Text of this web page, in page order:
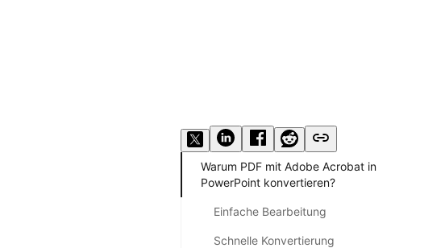
Warum PDF mit Adobe Acrobat in
PowerPoint konvertieren?
Einfache Bearbeitung
Schnelle Konvertierung